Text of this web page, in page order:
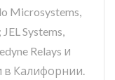
Microsystems,
Systems,
Relays и
в Калифорнии.